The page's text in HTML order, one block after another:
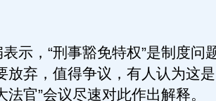
，“刑事豁免特权”是制度问
放弃，值得争议，有人认为这是
法官”会议尽速对此作出解释。